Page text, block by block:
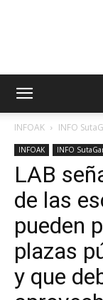
INFOAK INFO
INFOAK INFO
LAB
de las
pueden
plazas
y que